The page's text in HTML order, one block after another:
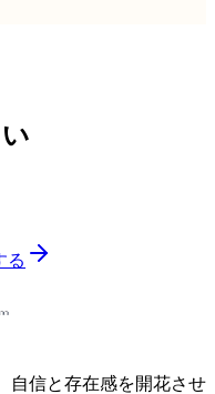
る
自信と存在感を開花させ